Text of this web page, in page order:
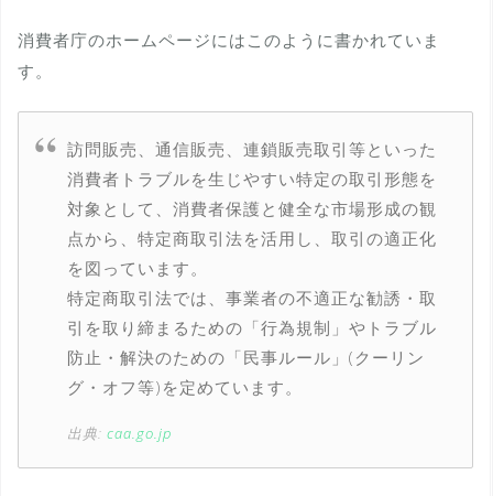
消費者庁のホームページにはこのように書かれていま
す。
訪問販売、通信販売、連鎖販売取引等といった
消費者トラブルを生じやすい特定の取引形態を
対象として、消費者保護と健全な市場形成の観
点から、特定商取引法を活用し、取引の適正化
を図っています。
特定商取引法では、事業者の不適正な勧誘・取
引を取り締まるための「行為規制」やトラブル
防止・解決のための「民事ルール」(クーリン
グ・オフ等)を定めています。
出典: caa.go.jp